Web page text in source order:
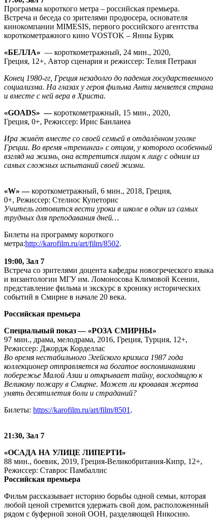
Программа короткого метра – российская премьера.
Встреча и беседа со зрителями продюсера, основателя
кинокомпании MIMESIS, первого российского агентства
короткометражного кино VOSTOK – Янны Буряк
«БЕЛЛА» — короткометражный, 24 мин., 2020,
Греция, 12+, Автор сценария и режиссер: Телия Петраки
Конец 1980-гг, Греция незадолго до падения государственного
социализма. На глазах у героя фильма Анти меняется страна
и вместе с ней вера в Христа.
«GOADS» —короткометражный, 15 мин., 2020,
Греция, 0+, Режиссер: Ирис Банланеа
Ира живёт вместе со своей семьей в отдалённом уголке
Греции. Во время «тренинга» с отцом, у которого особенный
взгляд на жизнь, она встретится лицом к лицу с одним из
самых сложных испытаний своей жизни.
«W» —короткометражный, 6 мин., 2018, Греция,
0+, Режиссер: Стелиос Купеторис
Учитель готовится вести уроки в школе в один из самых
трудных для преподавания дней…
Билеты на программу короткого
метра:http://karofilm.ru/art/film/8502.
19:00, Зал 7
Встреча со зрителями доцента кафедры новогреческого языка
и византологии МГУ им. Ломоносова Климовой Ксении,
представление фильма и экскурс в хронику исторических
событий в Смирне в начале 20 века.
Российская премьера
Специальный показ — «РОЗА СМИРНЫ»
97 мин., драма, мелодрама, 2016, Греция, Турция, 12+,
Режиссер: Джордж Корделлас
Во время нестабильного Эгейского кризиса 1987 года
коллекционер отправляется на богатое воспоминаниями
побережье Малой Азии и открывает тайну, восходящую к
Великому пожару в Смирне. Может ли кровавая жертва
унять десятилетия боли и страданий?
Билеты: https://karofilm.ru/art/film/8501 .
21:30, Зал 7
«ОСАДА НА УЛИЦЕ ЛИПЕРТИ»
88 мин., боевик, 2019, Греция-Великобритания-Кипр, 12+,
Режиссер: Ставрос Памбаллис
Российская премьера
Фильм рассказывает историю борьбы одной семьи, которая
любой ценой стремится удержать свой дом, расположенный
рядом с буферной зоной ООН, разделяющей Никосию.